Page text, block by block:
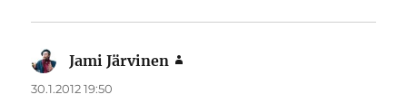
Jami Järvinen
30.1.2012 19:50